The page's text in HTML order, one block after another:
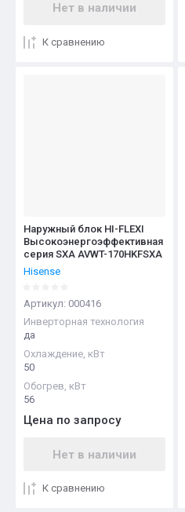
Нет в наличии
К сравнению
Наружный блок HI-FLEXI
Высокоэнергоэффективная
серия SXA AVWT-170HKFSXA
Hisense
Артикул: 000416
Инверторная технология
да
Охлаждение, кВт
50
Обогрев, кВт
56
Цена по запросу
Нет в наличии
К сравнению